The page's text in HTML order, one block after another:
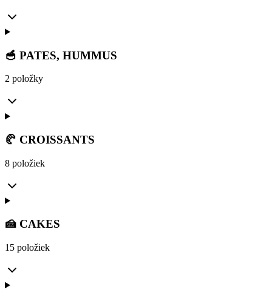
🥣 PATES, HUMMUS
2 položky
🥐 CROISSANTS
8 položiek
🍰 CAKES
15 položiek